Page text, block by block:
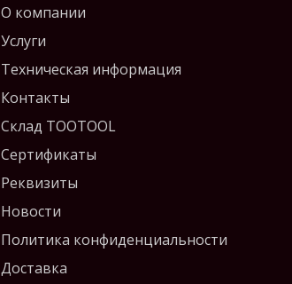
О компании
Услуги
Техническая информация
Контакты
Склад TOOTOOL
Сертификаты
Реквизиты
Новости
Политика конфиденциальности
Доставка